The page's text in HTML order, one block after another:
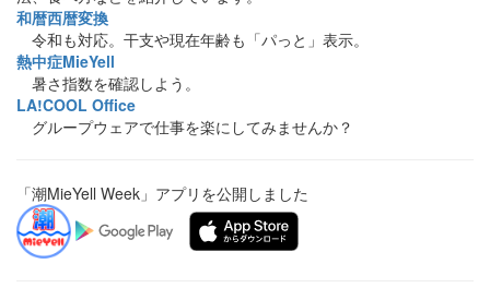
和暦西暦変換
令和も対応。干支や現在年齢も「パっと」表示。
熱中症MieYell
暑さ指数を確認しよう。
LA!COOL Office
グループウェアで仕事を楽にしてみませんか？
「潮MieYell Week」アプリを公開しました